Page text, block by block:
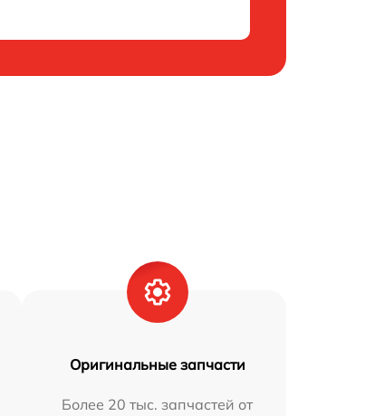
Оригинальные запчасти
Более 20 тыс. запчастей от